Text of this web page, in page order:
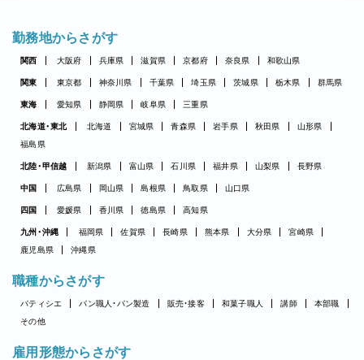
勤務地からさがす
関西 大阪府 兵庫県 滋賀県 京都府 奈良県 和歌山県
関東 東京都 神奈川県 千葉県 埼玉県 茨城県 栃木県 群馬県
東海 愛知県 静岡県 岐阜県 三重県
北海道・東北 北海道 宮城県 青森県 岩手県 秋田県
山形県
福島県
北陸・甲信越 新潟県 富山県 石川県 福井県 山梨県 長野県
中国 広島県 岡山県 島根県 鳥取県 山口県
四国 愛媛県 香川県 徳島県 高知県
九州・沖縄 福岡県 佐賀県 長崎県 熊本県 大分県
宮崎県
鹿児島県
沖縄県
職種からさがす
パティシエ パン職人・パン製造 販売・接客 和菓子職人 講師
本部職
その他
雇用形態からさがす